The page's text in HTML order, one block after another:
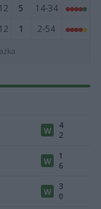
12 5
14-34
12 1 2-54
W
4
2
W
1
6
W
3
0